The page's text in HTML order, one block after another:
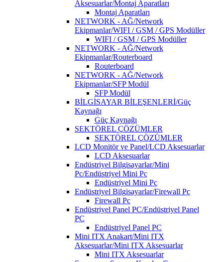
Aksesuarlar/Montaj Aparatları
Montaj Aparatları
NETWORK - AĞ/Network
Ekipmanlar/WIFI / GSM / GPS Modüller
WIFI / GSM / GPS Modüller
NETWORK - AĞ/Network
Ekipmanlar/Routerboard
Routerboard
NETWORK - AĞ/Network
Ekipmanlar/SFP Modül
SFP Modül
BİLGİSAYAR BİLEŞENLERİ/Güç
Kaynağı
Güç Kaynağı
SEKTÖREL ÇÖZÜMLER
SEKTÖREL ÇÖZÜMLER
LCD Monitör ve Panel/LCD Aksesuarlar
LCD Aksesuarlar
Endüstriyel Bilgisayarlar/Mini
Pc/Endüstriyel Mini Pc
Endüstriyel Mini Pc
Endüstriyel Bilgisayarlar/Firewall Pc
Firewall Pc
Endüstriyel Panel PC/Endüstriyel Panel
PC
Endüstriyel Panel PC
Mini ITX Anakart/Mini ITX
Aksesuarlar/Mini ITX Aksesuarlar
Mini ITX Aksesuarlar